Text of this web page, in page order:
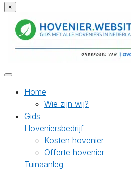
×
Home
Wie zijn wij?
Gids
Hoveniersbedrijf
Kosten hovenier
Offerte hovenier
Tuinaanleg